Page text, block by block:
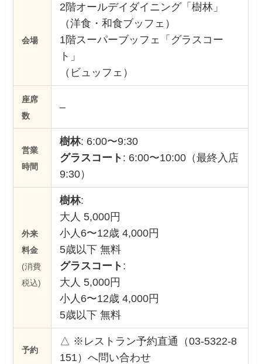
会場
2階オールデイダイニング「樹林」
（洋食・和食ブッフェ）
1階スーパーブッフェ「グラスコー
ト」
（ビュッフェ）
座席
数
–
営業
時間
樹林: 6:00〜9:30
グラスコート : 6:00〜10:00（最終入店
9:30）
外来
料金
(消費
税込)
樹林:
大人 5,000円
小人6〜12歳 4,000円
5歳以下 無料
グラスコート :
大人 5,000円
小人6〜12歳 4,000円
5歳以下 無料
予約
△ ※レストラン予約直通（03-5322-8
151）へ問い合わせ